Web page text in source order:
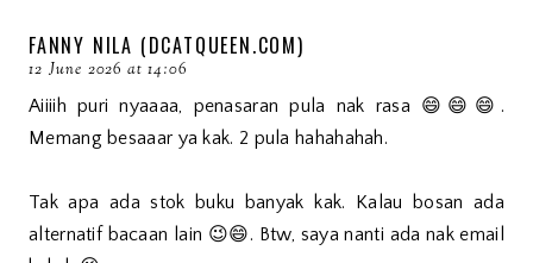
FANNY NILA (DCATQUEEN.COM)
12 June 2026 at 14:06
Aiiiih puri nyaaaa, penasaran pula nak rasa 😄😄😄.
Memang besaaar ya kak. 2 pula hahahahah.
Tak apa ada stok buku banyak kak. Kalau bosan ada
alternatif bacaan lain 😉😄. Btw, saya nanti ada nak email